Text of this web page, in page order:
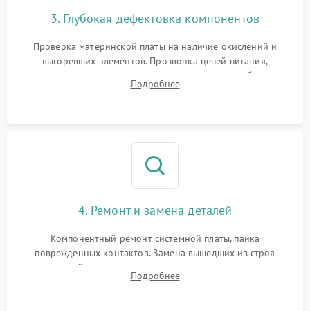
3. Глубокая дефектовка компонентов
Проверка материнской платы на наличие окислений и
выгоревших элементов. Прозвонка цепей питания,
тестирование приводных моторов колес и турбины
всасывания. Оценка состояния оптических и инфракрасных
Подробнее
4. Ремонт и замена деталей
Компонентный ремонт системной платы, пайка
поврежденных контактов. Замена вышедших из строя
двигателей, изношенного аккумулятора, неисправного
лидара или помпы подачи воды. Восстановление шлейфов и
Подробнее